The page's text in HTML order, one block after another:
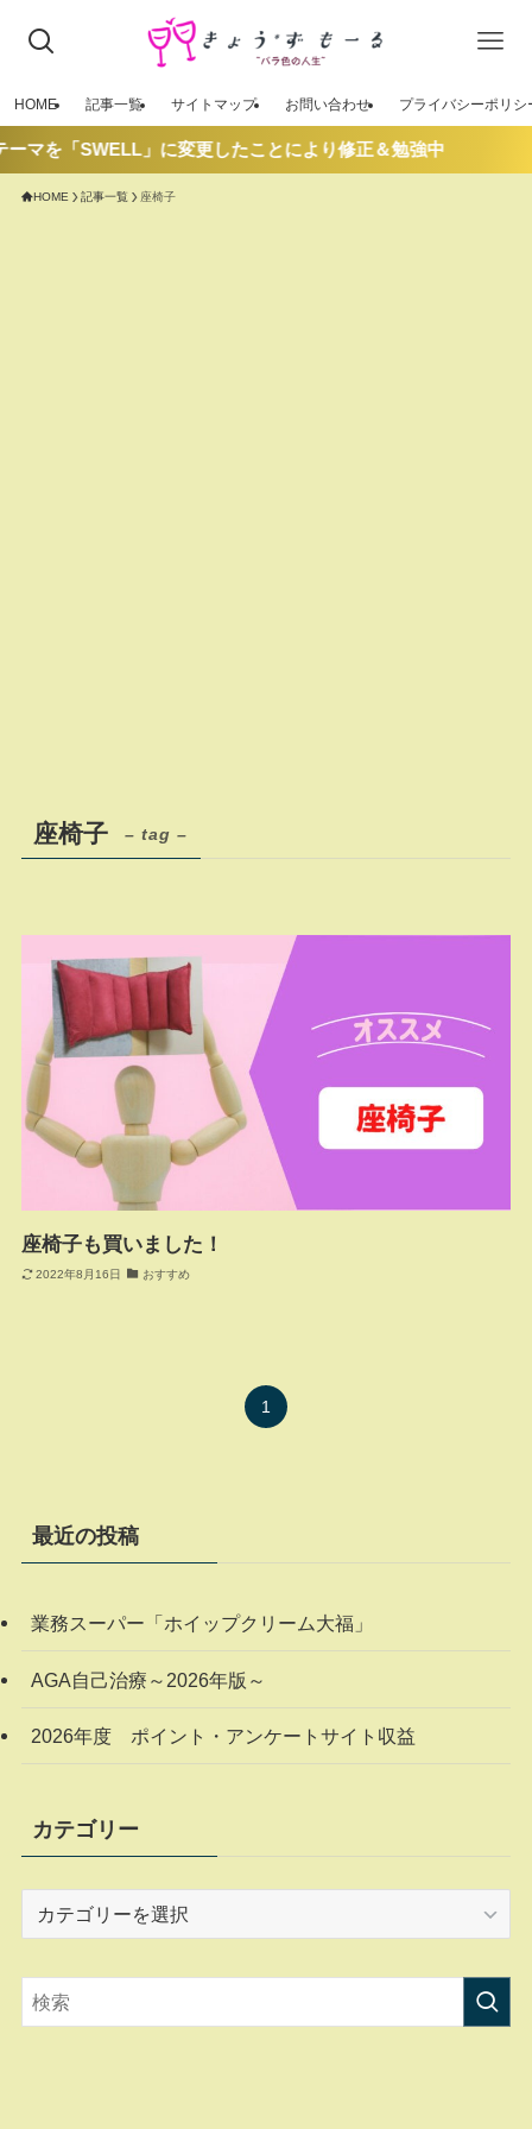
HOME 記事一覧 サイトマップ お問い合わせ プライバシーポリシ
マを「SWELL」に変更したことにより修正＆勉強中
HOME 記事一覧 座椅子
座椅子 – tag –
座椅子も買いました！
2022年8月16日 おすすめ
1
最近の投稿
業務スーパー「ホイップクリーム大福」
AGA自己治療～2026年版～
2026年度 ポイント・アンケートサイト収益
カテゴリー
リ
ー